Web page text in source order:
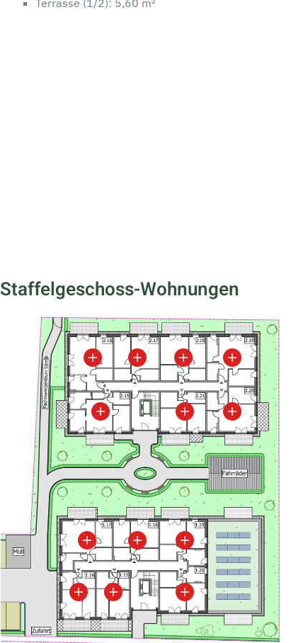
Terrasse (1/2): 5,60 m²
Staffelgeschoss-Wohnungen